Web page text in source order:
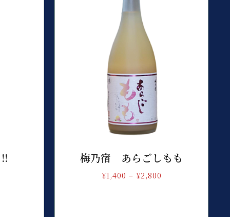
梅乃宿 あらごしもも
¥1,400 – ¥2,800